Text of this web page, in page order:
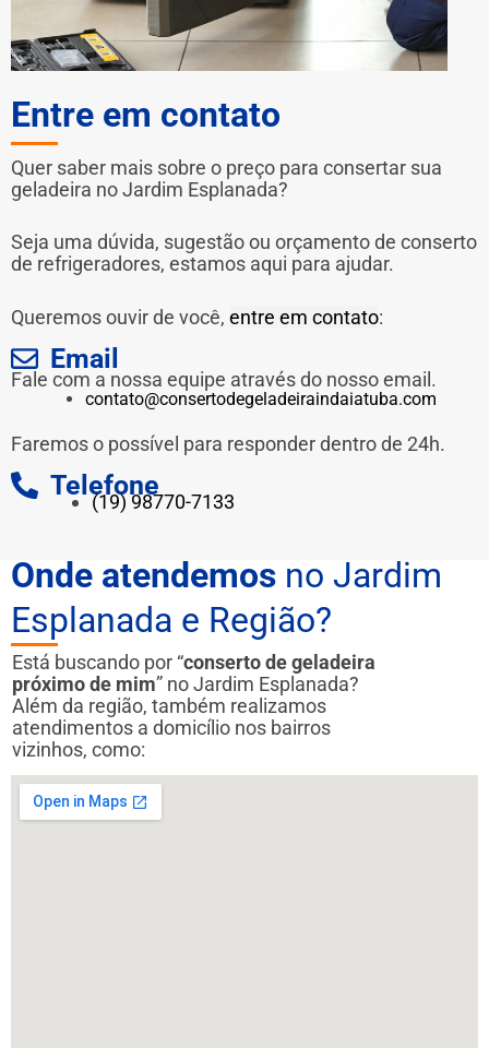
Entre em contato
Quer saber mais sobre o preço para consertar sua
geladeira no Jardim Esplanada?
Seja uma dúvida, sugestão ou orçamento de conserto
de refrigeradores, estamos aqui para ajudar.
Queremos ouvir de você, entre em contato:
Email
Fale com a nossa equipe através do nosso email.
contato@consertodegeladeiraindaiatuba.com
Faremos o possível para responder dentro de 24h.
Telefone
(19) 98770-7133
Onde atendemos no Jardim
Esplanada e Região?
Está buscando por “conserto de geladeira
próximo de mim” no Jardim Esplanada?
Além da região, também realizamos
atendimentos a domicílio nos bairros
vizinhos, como: